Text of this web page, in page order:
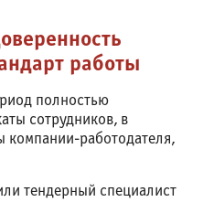
работы
полностью
сотрудников, в
компании-работодателя,
тендерный специалист